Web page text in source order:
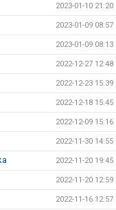
2023-01-10 21:20
2023-01-09 08:57
2023-01-09 08:13
2022-12-27 12:48
2022-12-23 15:39
2022-12-18 15:45
2022-12-09 15:16
2022-11-30 14:55
2022-11-20 19:45
2022-11-20 12:59
2022-11-16 12:57